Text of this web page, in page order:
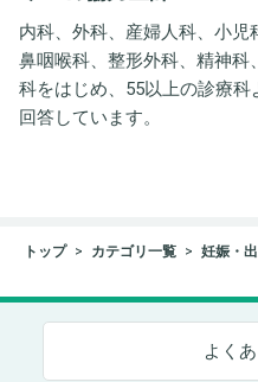
内科、外科、産婦人科、小
鼻咽喉科、整形外科、精神科
科をはじめ、55以上の診療
回答しています。
トップ カテゴリ一覧 妊娠・
よく